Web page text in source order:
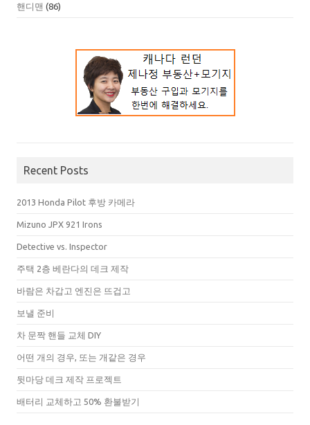
핸디맨 (86)
Recent Posts
2013 Honda Pilot 후방 카메라
Mizuno JPX 921 Irons
Detective vs. Inspector
주택 2층 베란다의 데크 제작
바람은 차갑고 엔진은 뜨겁고
보낼 준비
차 문짝 핸들 교체 DIY
어떤 개의 경우, 또는 개같은 경우
뒷마당 데크 제작 프로젝트
배터리 교체하고 50% 환불받기